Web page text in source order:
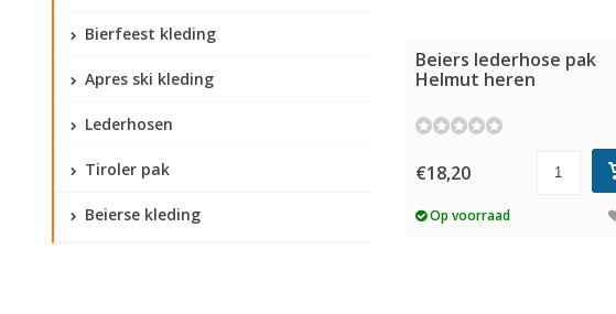
Bierfeest kleding
Apres ski kleding
Lederhosen
Tiroler pak
Beierse kleding
Beiers lederhose pak
Helmut heren
€18,20
Op voorraad